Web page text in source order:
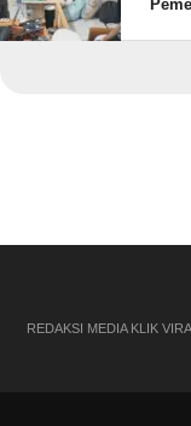
REDAKSI MEDIA KLIK